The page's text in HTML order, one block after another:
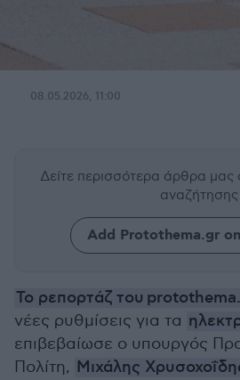
08.05.2026, 11:00
Δείτε περισσότερα άρθρα μας
αναζήτησης
Add Protothema.gr
Το ρεπορτάζ του
νέες ρυθμίσεις για τα
επιβεβαίωσε ο υπουργός
Πολίτη, Μιχάλης